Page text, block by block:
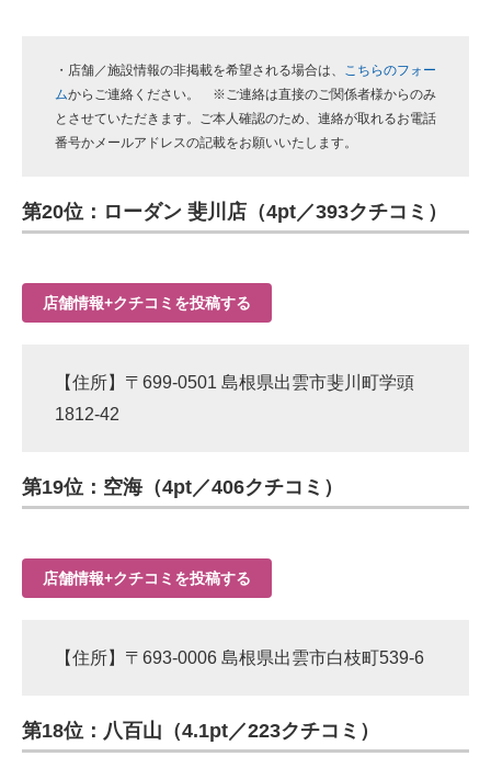
・店舗／施設情報の非掲載を希望される場合は、 こちらのフォー
ムからご連絡ください。 ※ご連絡は直接のご関係者様からのみ
とさせていただきます。ご本人確認のため、連絡が取れるお電話
番号かメールアドレスの記載をお願いいたします。
第20位：ローダン 斐川店（4pt／393クチコミ）
店舗情報+クチコミを投稿する
【住所】〒699-0501 島根県出雲市斐川町学頭
1812-42
第19位：空海（4pt／406クチコミ）
店舗情報+クチコミを投稿する
【住所】〒693-0006 島根県出雲市白枝町539-6
第18位：八百山（4.1pt／223クチコミ）